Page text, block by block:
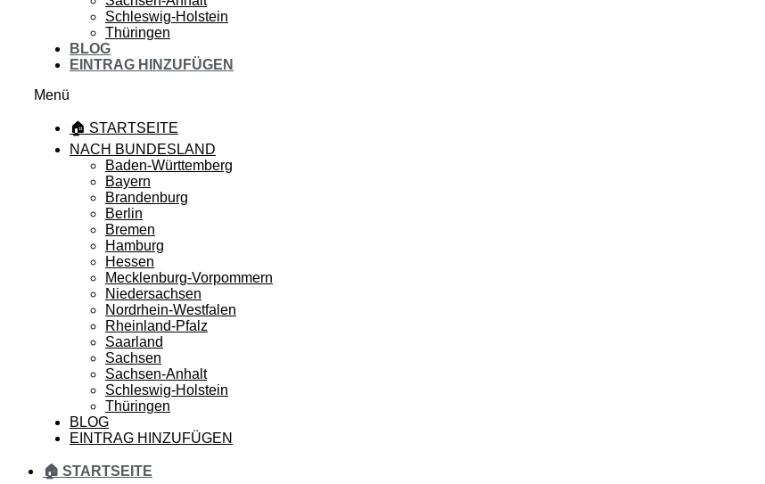
Schleswig-Holstein
Thüringen
BLOG
EINTRAG HINZUFÜGEN
Menü
🏠 STARTSEITE
NACH BUNDESLAND
Baden-Württemberg
Bayern
Brandenburg
Berlin
Bremen
Hamburg
Hessen
Mecklenburg-Vorpommern
Niedersachsen
Nordrhein-Westfalen
Rheinland-Pfalz
Saarland
Sachsen
Sachsen-Anhalt
Schleswig-Holstein
Thüringen
BLOG
EINTRAG HINZUFÜGEN
🏠 STARTSEITE